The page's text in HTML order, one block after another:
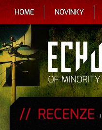
HOME NOVINKY
RECENZE /